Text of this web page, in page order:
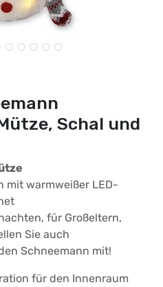
Schal und
mit warmweißer LED-
für Großeltern,
Sie auch
Schneemann mit!
für den Innenraum